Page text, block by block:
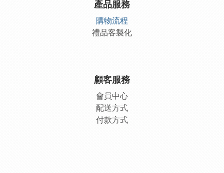
產品服務
購物流程
禮品客製化
顧客服務
會員中心
配送方式
付款方式